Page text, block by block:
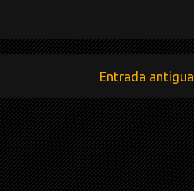
Entrada antigua